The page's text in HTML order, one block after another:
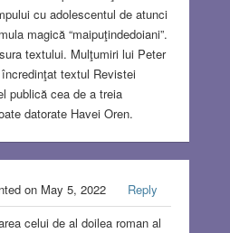
cu adolescentul de atunci
magică “maipuţindedoiani”.
textului. Mulţumiri lui Peter
textul Revistei
publică cea de a treia
datorate Havei Oren.
on May 5, 2022
Reply
celui de al doilea roman al